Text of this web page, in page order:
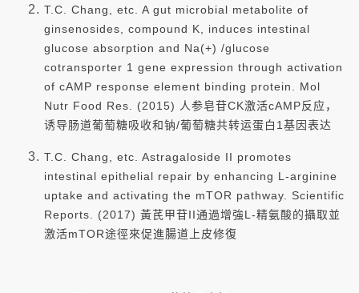
T.C. Chang, etc. A gut microbial metabolite of
ginsenosides, compound K, induces intestinal
glucose absorption and Na(+) /glucose
cotransporter 1 gene expression through activation
of cAMP response element binding protein. Mol
Nutr Food Res. (2015) 人参皂苷CK激活cAMP反应，
诱导肠道葡萄糖吸收和钠/葡萄糖共转运蛋白1基因表达
T.C. Chang, etc. Astragaloside II promotes
intestinal epithelial repair by enhancing L-arginine
uptake and activating the mTOR pathway. Scientific
Reports. (2017) 黃芪甲苷II通過增強L-精氨酸的攝取並
激活mTOR途徑來促進腸道上皮修復